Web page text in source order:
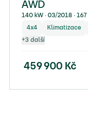
AWD
140 kW ∙ 03/2018 ∙
4x4 Klimatizace
+3 další
459 900 Kč